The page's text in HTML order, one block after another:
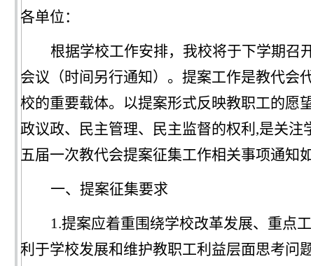
各单位：
根据学校工作安排，我校将于下学期召
会议 （时间另行通知） 。 提案工作是教代会
校的重要载体。 以提案形式反映教职工的愿
政议政、民主管理、民主监督的权利 ,是关注
五届一次教代会提案征集工作相关事项通知
一、提案征集要求
1.提案应着重围绕学校改革发展、重点
利于学校发展和维护教职工利益层面思考问